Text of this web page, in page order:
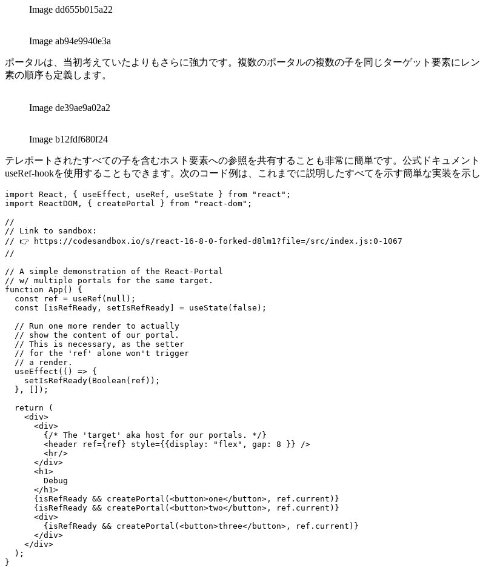
これらの画像に基づいて、次の図は同じプロセスを示していますが、今回は簡略化されたコード例を使用して
Image dd655b015a22
Image ab94e9940e3a
素の順序も定義します。
Image de39ae9a02a2
Image b12fdf680f24
テレポートされたすべての子を含むホスト要素への参照を共有することも非常に簡単です。公式ドキュメント
useRef-hookを使用することもできます。次のコード例は、これまでに説明したすべてを示す簡単な実装を示し
import React, { useEffect, useRef, useState } from "react";
import ReactDOM, { createPortal } from "react-dom";
//
// Link to sandbox:
// 👉 https://codesandbox.io/s/react-16-8-0-forked-d8lm1?file=/src/index.js:0-1067
//
// A simple demonstration of the React-Portal
// w/ multiple portals for the same target.
  const ref = useRef(null);
  const [isRefReady, setIsRefReady] = useState(false);
  // Run one more render to actually
  // show the content of our portal.
  // This is necessary, as the setter
  // for the 'ref' alone won't trigger
  // a render.
    setIsRefReady(Boolean(ref));
  }, []);
  return (
    <div>
      <div>
        {/* The 'target' aka host for our portals. */}
        <header ref={ref} style={{display: "flex", gap: 8 }} />
        <hr/>
      </div>
      <h1>
        Debug
      </h1>
      {isRefReady && createPortal(<button>one</button>, ref.current)}
      {isRefReady && createPortal(<button>two</button>, ref.current)}
      <div>
        {isRefReady && createPortal(<button>three</button>, ref.current)}
      </div>